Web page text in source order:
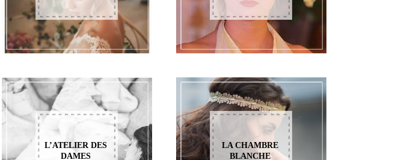
L’ATELIER DES
DAMES
LA CHAMBRE
BLANCHE